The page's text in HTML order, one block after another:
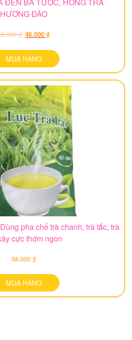
ĐEN BÁ TƯỚC, HỒNG TRÀ
HƯƠNG ĐÀO
₫ 46.000 ₫
MUA HÀNG
pha chế trà chanh, trà tắc, trà
cực thơm ngon
58.000 ₫
MUA HÀNG